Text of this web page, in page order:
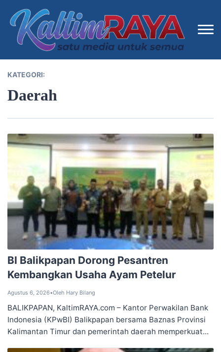
KATEGORI:
Daerah
BI Balikpapan Dorong Pesantren
Kembangkan Usaha Ayam Petelur
Agustus 6, 2026•Oleh Hary Bilang
BALIKPAPAN, KaltimRAYA.com – Kantor Perwakilan Bank
Indonesia (KPwBI) Balikpapan bersama Baznas Provinsi
Kalimantan Timur dan pemerintah daerah memperkuat...